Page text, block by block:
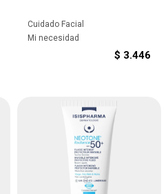
Cuidado Facial
Mi necesidad
$ 3.446